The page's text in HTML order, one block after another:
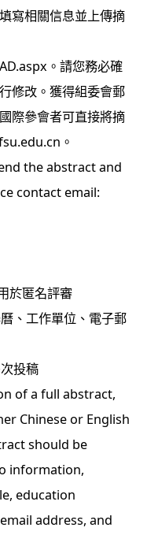
寫相關信息並上傳摘
。請您務必確
修改。獲得組委會郵
際參會者可直接將摘
。
the abstract and
contact email:
於匿名評審
、工作單位、電子郵
投稿
of a full abstract,
Chinese or English
should be
information,
education
address, and